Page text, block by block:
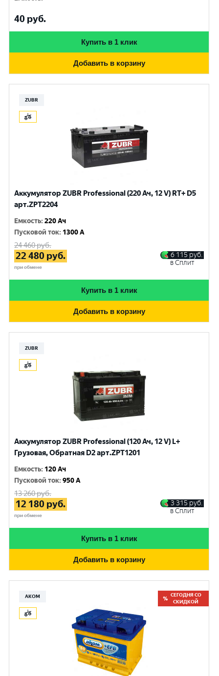
40 руб.
Купить в 1 клик
Добавить в корзину
ZUBR
Аккумулятор ZUBR Professional (220 Ач, 12 V) RT+ D5
арт.ZPT2204
Емкость:220 Ач
Пусковой ток: 1300 A
24 460руб.
22 480 руб.
при обмене
6 115 руб.
в Сплит
Купить в 1 клик
Добавить в корзину
ZUBR
Аккумулятор ZUBR Professional (120 Ач, 12 V) L+
Грузовая, Обратная D2 арт.ZPT1201
Емкость: 120 Ач
Пусковой ток:950 A
13 260руб.
12 180 руб.
при обмене
3 315 руб.
в Сплит
Купить в 1 клик
Добавить в корзину
АКОМ
СЕГОДНЯ СО
СКИДКОЙ